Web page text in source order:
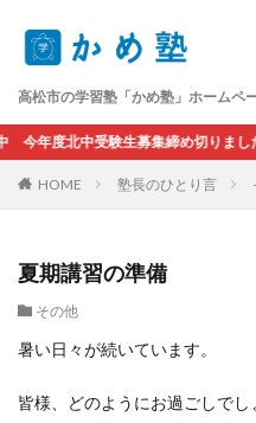
高松市の学習塾「かめ塾」ホームペ
中受験生募集締め切りました。（
HOME 塾長のひとり言
夏期講習の準備
その他
暑い日々が続いています。
皆様、どのようにお過ごしでし